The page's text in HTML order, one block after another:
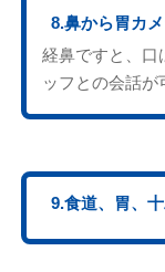
8.鼻から胃カ
経鼻ですと、口
ッフとの会話が
9.食道、胃、